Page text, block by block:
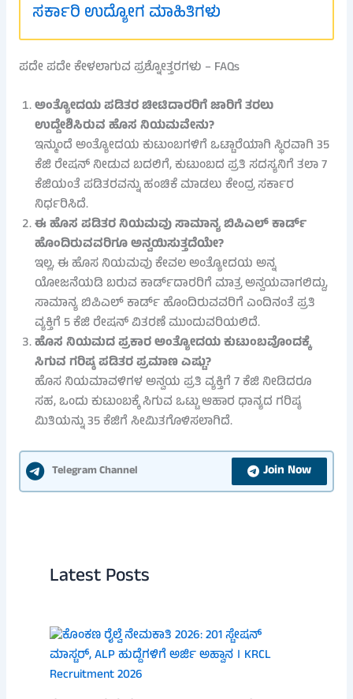
ಸರ್ಕಾರಿ ಉದ್ಯೋಗ ಮಾಹಿತಿಗಳು
ಪದೇ ಪದೇ ಕೇಳಲಾಗುವ ಪ್ರಶ್ನೋತ್ತರಗಳು – FAQs
ಅಂತ್ಯೋದಯ ಪಡಿತರ ಚೀಟಿದಾರರಿಗೆ ಜಾರಿಗೆ ತರಲು
ಉದ್ದೇಶಿಸಿರುವ ಹೊಸ ನಿಯಮವೇನು?
ಇನ್ಮುಂದೆ ಅಂತ್ಯೋದಯ ಕುಟುಂಬಗಳಿಗೆ ಒಟ್ಟಾರೆಯಾಗಿ ಸ್ಥಿರವಾಗಿ 35
ಕೆಜಿ ರೇಷನ್ ನೀಡುವ ಬದಲಿಗೆ, ಕುಟುಂಬದ ಪ್ರತಿ ಸದಸ್ಯನಿಗೆ ತಲಾ 7
ಕೆಜಿಯಂತೆ ಪಡಿತರವನ್ನು ಹಂಚಿಕೆ ಮಾಡಲು ಕೇಂದ್ರ ಸರ್ಕಾರ
ನಿರ್ಧರಿಸಿದೆ.
ಈ ಹೊಸ ಪಡಿತರ ನಿಯಮವು ಸಾಮಾನ್ಯ ಬಿಪಿಎಲ್ ಕಾರ್ಡ್
ಹೊಂದಿರುವವರಿಗೂ ಅನ್ವಯಿಸುತ್ತದೆಯೇ?
ಇಲ್ಲ, ಈ ಹೊಸ ನಿಯಮವು ಕೇವಲ ಅಂತ್ಯೋದಯ ಅನ್ನ
ಯೋಜನೆಯಡಿ ಬರುವ ಕಾರ್ಡ್‌ದಾರರಿಗೆ ಮಾತ್ರ ಅನ್ವಯವಾಗಲಿದ್ದು,
ಸಾಮಾನ್ಯ ಬಿಪಿಎಲ್ ಕಾರ್ಡ್ ಹೊಂದಿರುವವರಿಗೆ ಎಂದಿನಂತೆ ಪ್ರತಿ
ವ್ಯಕ್ತಿಗೆ 5 ಕೆಜಿ ರೇಷನ್ ವಿತರಣೆ ಮುಂದುವರಿಯಲಿದೆ.
ಹೊಸ ನಿಯಮದ ಪ್ರಕಾರ ಅಂತ್ಯೋದಯ ಕುಟುಂಬವೊಂದಕ್ಕೆ
ಸಿಗುವ ಗರಿಷ್ಠ ಪಡಿತರ ಪ್ರಮಾಣ ಎಷ್ಟು?
ಹೊಸ ನಿಯಮಾವಳಿಗಳ ಅನ್ವಯ ಪ್ರತಿ ವ್ಯಕ್ತಿಗೆ 7 ಕೆಜಿ ನೀಡಿದರೂ
ಸಹ, ಒಂದು ಕುಟುಂಬಕ್ಕೆ ಸಿಗುವ ಒಟ್ಟು ಆಹಾರ ಧಾನ್ಯದ ಗರಿಷ್ಠ
ಮಿತಿಯನ್ನು 35 ಕೆಜಿಗೆ ಸೀಮಿತಗೊಳಿಸಲಾಗಿದೆ.
Telegram Channel Join Now
Latest Posts